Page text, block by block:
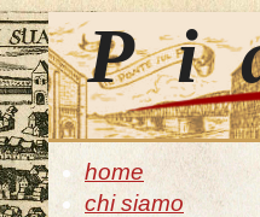
home
chi siamo